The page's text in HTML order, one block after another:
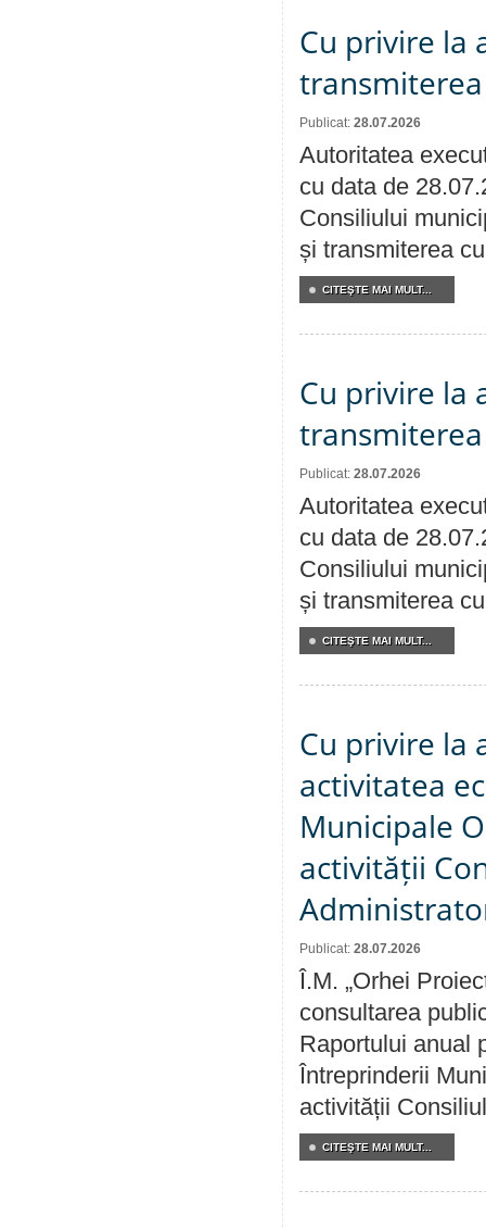
Cu privire la
Publicat: 28.07.2026
Autoritatea
cu data de
Consiliului
și transmiterea
CITEŞTE MAI MULT...
Cu privire la
Publicat: 28.07.2026
Autoritatea
cu data de
Consiliului
și transmiterea
CITEŞTE MAI MULT...
Cu privire la
activitatea
Municipale
activității
Publicat: 28.07.2026
Î.M. „Orhei
consultarea
Raportului anual
Întreprinderii
activității
CITEŞTE MAI MULT...